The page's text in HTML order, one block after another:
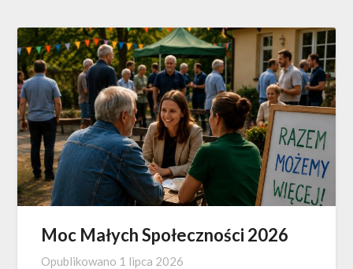
Moc Małych Społeczności 2026
Opublikowano 1 lipca 2026